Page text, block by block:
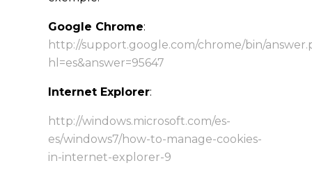
Google Chrome:
http://support.google.com/chrome/bin/
hl=es&answer=95647
Internet Explorer:
http://windows.microsoft.com/es-
es/windows7/how-to-manage-cookies-
in-internet-explorer-9